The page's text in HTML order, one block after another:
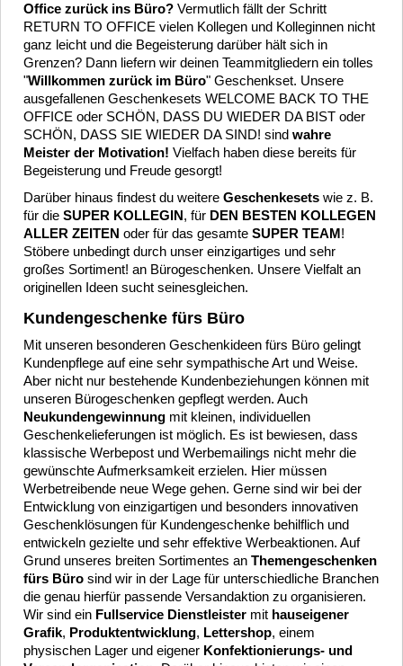
Office zurück ins Büro? Vermutlich fällt der Schritt
RETURN TO OFFICE vielen Kollegen und Kolleginnen nicht
ganz leicht und die Begeisterung darüber hält sich in
Grenzen? Dann liefern wir deinen Teammitgliedern ein tolles
"Willkommen zurück im Büro" Geschenkset. Unsere
ausgefallenen Geschenkesets WELCOME BACK TO THE
OFFICE oder SCHÖN, DASS DU WIEDER DA BIST oder
SCHÖN, DASS SIE WIEDER DA SIND! sind wahre
Meister der Motivation! Vielfach haben diese bereits für
Begeisterung und Freude gesorgt!
Darüber hinaus findest du weitere Geschenkesets wie z. B.
für die SUPER KOLLEGIN, für DEN BESTEN KOLLEGEN
ALLER ZEITEN oder für das gesamte SUPER TEAM!
Stöbere unbedingt durch unser einzigartiges und sehr
großes Sortiment! an Bürogeschenken. Unsere Vielfalt an
originellen Ideen sucht seinesgleichen.
Kundengeschenke fürs Büro
Mit unseren besonderen Geschenkideen fürs Büro gelingt
Kundenpflege auf eine sehr sympathische Art und Weise.
Aber nicht nur bestehende Kundenbeziehungen können mit
unseren Bürogeschenken gepflegt werden. Auch
Neukundengewinnung mit kleinen, individuellen
Geschenkelieferungen ist möglich. Es ist bewiesen, dass
klassische Werbepost und Werbemailings nicht mehr die
gewünschte Aufmerksamkeit erzielen. Hier müssen
Werbetreibende neue Wege gehen. Gerne sind wir bei der
Entwicklung von einzigartigen und besonders innovativen
Geschenklösungen für Kundengeschenke behilflich und
entwickeln gezielte und sehr effektive Werbeaktionen. Auf
Grund unseres breiten Sortimentes an Themengeschenken
fürs Büro sind wir in der Lage für unterschiedliche Branchen
die genau hierfür passende Versandaktion zu organisieren.
Wir sind ein Fullservice Dienstleister mit hauseigener
Grafik, Produktentwicklung, Lettershop, einem
physischen Lager und eigener Konfektionierungs- und